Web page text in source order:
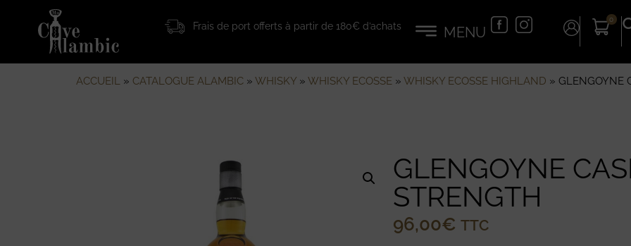
Frais de port offerts à partir de 180€ d’achats
0
ACCUEIL» CATALOGUE ALAMBIC» WHISKY» WHISKY ECOSSE» WHISKY ECOSSE HIGHLAND » GLENGOYNE
GLENGOYNE
STRENGTH
96,00€ TTC